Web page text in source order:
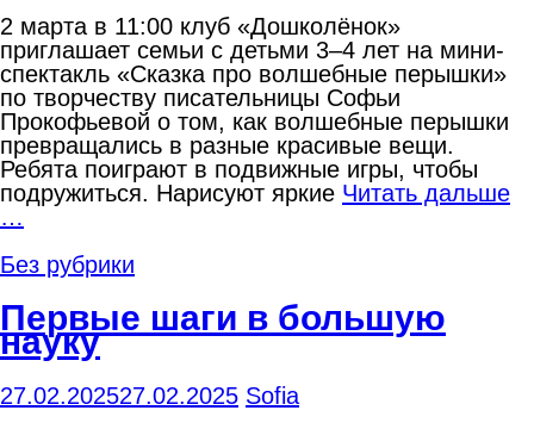
2 марта в 11:00 клуб «Дошколёнок»
приглашает семьи с детьми 3–4 лет на мини-
спектакль «Сказка про волшебные перышки»
по творчеству писательницы Софьи
Прокофьевой о том, как волшебные перышки
превращались в разные красивые вещи.
Ребята поиграют в подвижные игры, чтобы
подружиться. Нарисуют яркие Читать дальше
…
Без рубрики
Первые шаги в большую
науку
27.02.202527.02.2025 Sofia